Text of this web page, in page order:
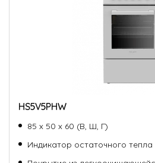
HS5V5PHW
85 х 50 х 60 (В, Ш, Г)
Индикатор остаточного тепла